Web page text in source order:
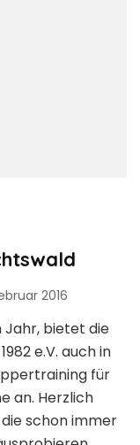
2016
Jahr, bietet die
e.V. auch in
für
an. Herzlich
schon immer